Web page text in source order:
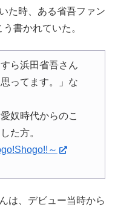
た時、ある省吾ファン
書かれていた。
ら浜田省吾さん
ってます。」な
奴時代からのこ
た方。
～
は、デビュー当時から